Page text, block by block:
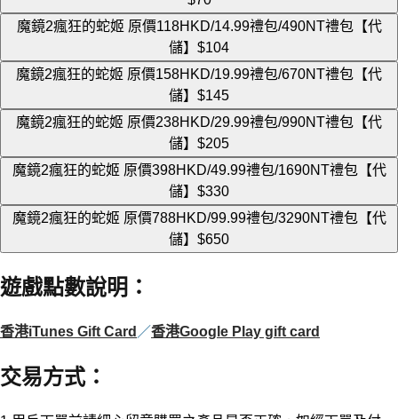
魔鏡2瘋狂的蛇姬 原價118HKD/14.99禮包/490NT禮包【代
儲】 $104
魔鏡2瘋狂的蛇姬 原價158HKD/19.99禮包/670NT禮包【代
儲】 $145
魔鏡2瘋狂的蛇姬 原價238HKD/29.99禮包/990NT禮包【代
儲】 $205
魔鏡2瘋狂的蛇姬 原價398HKD/49.99禮包/1690NT禮包【代
儲】 $330
魔鏡2瘋狂的蛇姬 原價788HKD/99.99禮包/3290NT禮包【代
儲】 $650
遊戲點數說明 ：
香港iTunes Gift Card ／香港Google Play gift card
交易方式：